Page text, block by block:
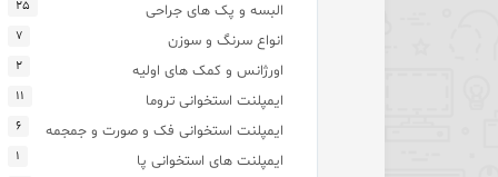
البسه و پک های جراحی ۲۵
انواع سرنگ و سوزن ۷
اورژانس و کمک های اولیه ۲
ایمپلنت استخوانی تروما ۱۱
ایمپلنت استخوانی فک و صورت و جمجمه ۶
ایمپلنت های استخوانی پا ۱